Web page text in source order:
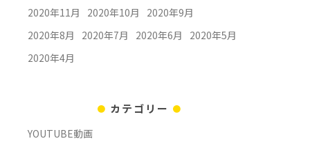
2020年11月 2020年10月
2020年9月
2020年8月
2020年7月 2020年6月
2020年5月
2020年4月
カテゴリー
YOUTUBE動画